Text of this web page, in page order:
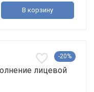
В корзину
-20%
лицевой